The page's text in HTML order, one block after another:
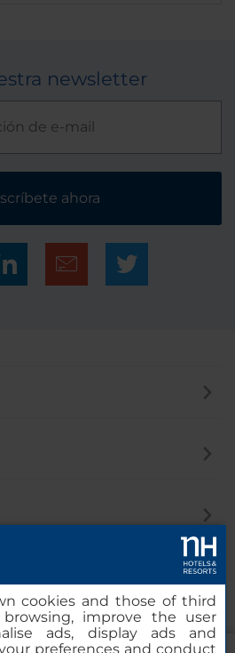
newsletter
ahora
cookies and those of third
improve the user
ads, display ads and
preferences and conduct